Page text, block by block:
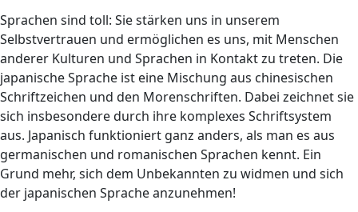
Sprachen sind toll: Sie stärken uns in unserem
Selbstvertrauen und ermöglichen es uns, mit Menschen
anderer Kulturen und Sprachen in Kontakt zu treten. Die
japanische Sprache ist eine Mischung aus chinesischen
Schriftzeichen und den Morenschriften. Dabei zeichnet sie
sich insbesondere durch ihre komplexes Schriftsystem
aus. Japanisch funktioniert ganz anders, als man es aus
germanischen und romanischen Sprachen kennt. Ein
Grund mehr, sich dem Unbekannten zu widmen und sich
der japanischen Sprache anzunehmen!